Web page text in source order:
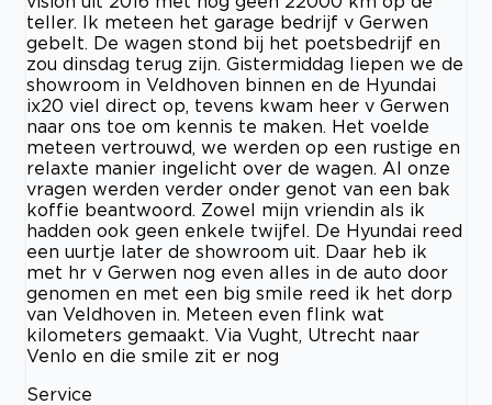
teller. Ik meteen het garage bedrijf v Gerwen
gebelt. De wagen stond bij het poetsbedrijf en
zou dinsdag terug zijn. Gistermiddag liepen we de
showroom in Veldhoven binnen en de Hyundai
ix20 viel direct op, tevens kwam heer v Gerwen
naar ons toe om kennis te maken. Het voelde
meteen vertrouwd, we werden op een rustige en
relaxte manier ingelicht over de wagen. Al onze
vragen werden verder onder genot van een bak
koffie beantwoord. Zowel mijn vriendin als ik
hadden ook geen enkele twijfel. De Hyundai reed
een uurtje later de showroom uit. Daar heb ik
met hr v Gerwen nog even alles in de auto door
genomen en met een big smile reed ik het dorp
van Veldhoven in. Meteen even flink wat
kilometers gemaakt. Via Vught, Utrecht naar
Venlo en die smile zit er nog
Service